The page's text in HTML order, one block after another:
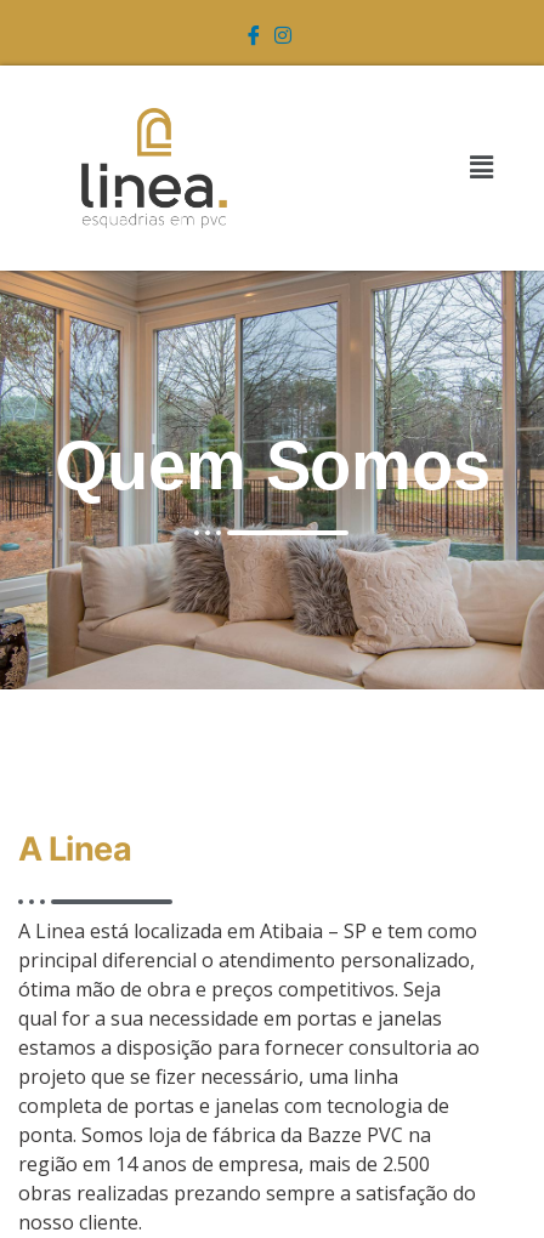
Quem Somos
A Linea
A Linea está localizada em Atibaia – SP e tem como
principal diferencial o atendimento personalizado,
ótima mão de obra e preços competitivos. Seja
qual for a sua necessidade em portas e janelas
estamos a disposição para fornecer consultoria ao
projeto que se fizer necessário, uma linha
completa de portas e janelas com tecnologia de
ponta. Somos loja de fábrica da Bazze PVC na
região em 14 anos de empresa, mais de 2.500
obras realizadas prezando sempre a satisfação do
nosso cliente.